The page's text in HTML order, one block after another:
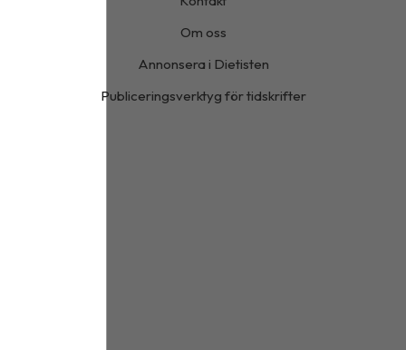
Om oss
Annonsera i Dietisten
Publiceringsverktyg för tidskrifter